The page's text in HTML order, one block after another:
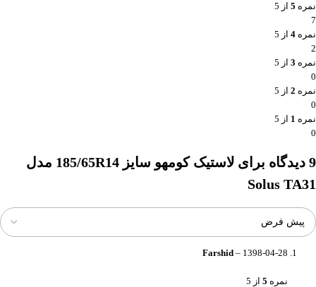
نمره 5 از 5
7
نمره 4 از 5
2
نمره 3 از 5
0
نمره 2 از 5
0
نمره 1 از 5
0
9 دیدگاه برای
لاستیک کومهو سایز 185/65R14 مدل
Solus TA31
Farshid – 1398-04-28
نمره 5 از 5